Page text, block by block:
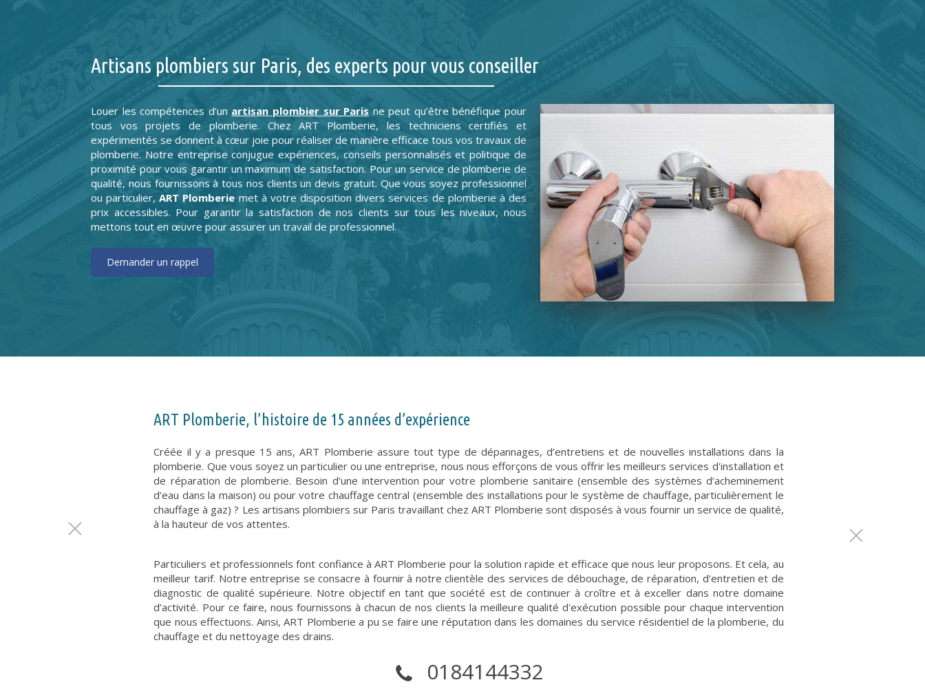
Artisans plombiers sur Paris, des experts pour vous conseiller
Louer les compétences d’un artisan plombier sur Paris ne peut qu’être bénéfique pour
tous vos projets de plomberie. Chez ART Plomberie, les techniciens certifiés et
expérimentés se donnent à cœur joie pour réaliser de manière efficace tous vos travaux de
plomberie. Notre entreprise conjugue expériences, conseils personnalisés et politique de
proximité pour vous garantir un maximum de satisfaction. Pour un service de plomberie de
qualité, nous fournissons à tous nos clients un devis gratuit. Que vous soyez professionnel
ou particulier, ART Plomberie met à votre disposition divers services de plomberie à des
prix accessibles. Pour garantir la satisfaction de nos clients sur tous les niveaux, nous
mettons tout en œuvre pour assurer un travail de professionnel.
Demander un rappel
ART Plomberie, l’histoire de 15 années d’expérience
Créée il y a presque 15 ans, ART Plomberie assure tout type de dépannages, d’entretiens et de nouvelles installations dans la
plomberie. Que vous soyez un particulier ou une entreprise, nous nous efforçons de vous offrir les meilleurs services d'installation et
de réparation de plomberie. Besoin d’une intervention pour votre plomberie sanitaire (ensemble des systèmes d’acheminement
d’eau dans la maison) ou pour votre chauffage central (ensemble des installations pour le système de chauffage, particulièrement le
chauffage à gaz) ? Les artisans plombiers sur Paris travaillant chez ART Plomberie sont disposés à vous fournir un service de qualité,
à la hauteur de vos attentes.
Particuliers et professionnels font confiance à ART Plomberie pour la solution rapide et efficace que nous leur proposons. Et cela, au
meilleur tarif. Notre entreprise se consacre à fournir à notre clientèle des services de débouchage, de réparation, d'entretien et de
diagnostic de qualité supérieure. Notre objectif en tant que société est de continuer à croître et à exceller dans notre domaine
d’activité. Pour ce faire, nous fournissons à chacun de nos clients la meilleure qualité d'exécution possible pour chaque intervention
que nous effectuons. Ainsi, ART Plomberie a pu se faire une réputation dans les domaines du service résidentiel de la plomberie, du
chauffage et du nettoyage des drains.
0184144332